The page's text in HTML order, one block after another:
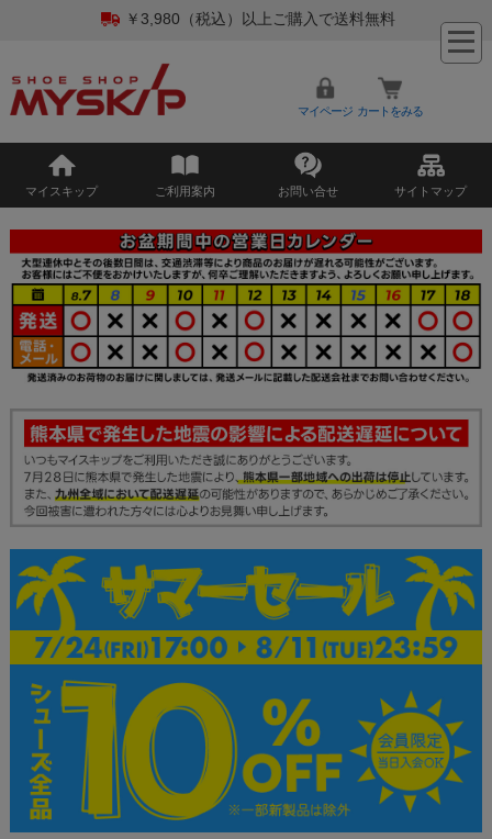
￥3,980（税込）以上ご購入で送料無料
マイページ カートをみる
マイスキップ ご利用案内 お問い合せ サイトマップ